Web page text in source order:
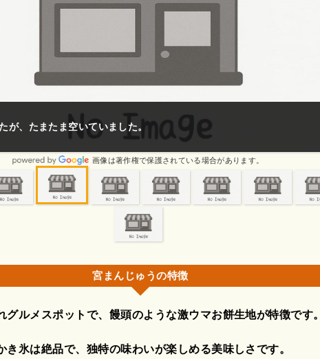
が、たまたま空いていました。
画像は著作権で保護されている場合があります。
宮まんじゅうの特徴
グルメスポットで、饅頭のような激ウマお餅生地が特徴です。
き氷は絶品で、独特の味わいが楽しめる美味しさです。